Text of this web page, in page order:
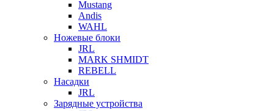
Mustang
Andis
WAHL
Ножевые блоки
JRL
MARK SHMIDT
REBELL
Насадки
JRL
Зарядные устройства